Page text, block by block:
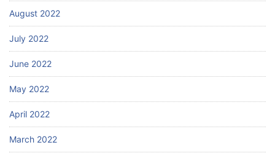
August 2022
July 2022
June 2022
May 2022
April 2022
March 2022